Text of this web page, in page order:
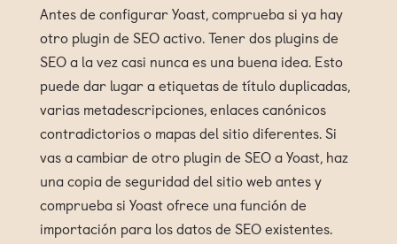
Antes de configurar Yoast, comprueba si ya hay
otro plugin de SEO activo. Tener dos plugins de
SEO a la vez casi nunca es una buena idea. Esto
puede dar lugar a etiquetas de título duplicadas,
varias metadescripciones, enlaces canónicos
contradictorios o mapas del sitio diferentes. Si
vas a cambiar de otro plugin de SEO a Yoast, haz
una copia de seguridad del sitio web antes y
comprueba si Yoast ofrece una función de
importación para los datos de SEO existentes.